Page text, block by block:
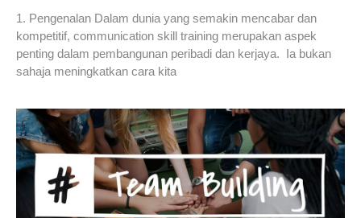
1. Pengenalan Dalam dunia yang semakin mencabar dan
kompetitif, communication skill training merupakan aspek
penting dalam pembangunan peribadi dan kerjaya. Ia bukan
sahaja meningkatkan cara kita